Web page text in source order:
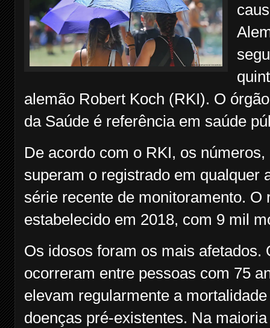
alemão Robert Koch (RKI). O
da Saúde é referência em saúde
De acordo com o RKI, os
superam o registrado em qualquer
série recente de monitoramento.
estabelecido em 2018, com 9 mil
Os idosos foram os mais afetados.
ocorreram entre pessoas com 75
elevam regularmente a
doenças pré-existentes. Na